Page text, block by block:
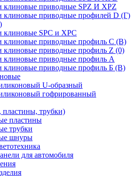
клиновые приводные SPZ И XPZ
клиновые приводные профилей D (Г)
клиновые SPC и XPC
клиновые приводные профиль C (В)
клиновые приводные профиль Z (0)
клиновые приводные профиль А
клиновые приводные профиль Б (B)
U-образный
гофрированный
трубки)
пластины
трубки
шнуры
для автомобиля